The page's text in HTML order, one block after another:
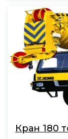
Кран 180